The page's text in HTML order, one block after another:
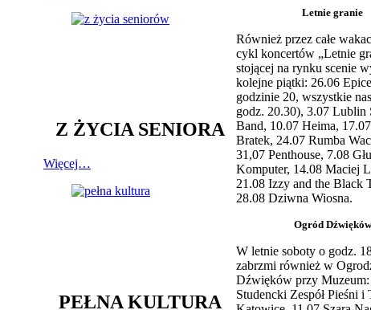
Z ŻYCIA SENIORA
Więcej…
PEŁNA KULTURA
Letnie granie
Również przez całe
cykl koncertów „Letnie
stojącej na rynku scenie
kolejne piątki: 26.06
godzinie 20, wszystkie
godz. 20.30), 3.07 Lublin
Band, 10.07 Heima,
Bratek, 24.07 Rumba
31,07 Penthouse, 7.08
Komputer, 14.08 Maciej
21.08 Izzy and the Black
28.08 Dziwna Wiosna.
Ogród Dźwięków
W letnie soboty o godz.
zabrzmi również w
Dźwięków przy
Studencki Zespół Pieśni i